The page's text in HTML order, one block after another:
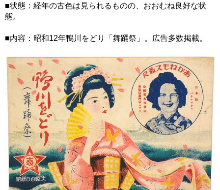
■状態：経年の古色は見られるものの、おおむね良好な状
態。
■内容：昭和12年鴨川をどり「舞踊祭」。広告多数掲載。